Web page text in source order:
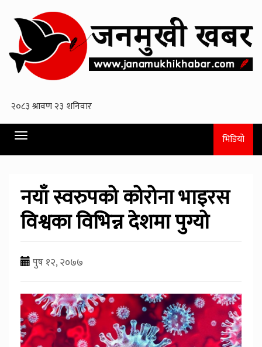
Toggle
navigation
भिडियो
नयाँ स्वरुपको कोरोना भाइरस
विश्वका विभिन्न देशमा पुग्यो
पुष १२, २०७७